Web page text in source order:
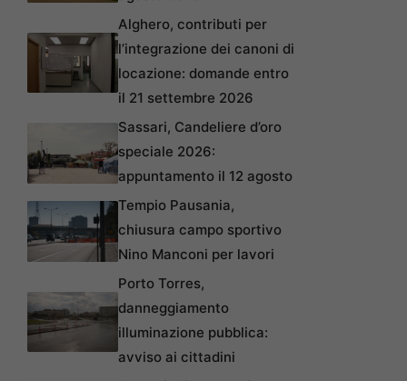
Alghero, contributi per
l’integrazione dei canoni di
locazione: domande entro
il 21 settembre 2026
Sassari, Candeliere d’oro
speciale 2026:
appuntamento il 12 agosto
Tempio Pausania,
chiusura campo sportivo
Nino Manconi per lavori
Porto Torres,
danneggiamento
illuminazione pubblica:
avviso ai cittadini